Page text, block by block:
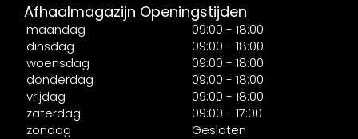
Afhaalmagazijn Openingstijden
maandag
09:00 - 18:00
dinsdag
09:00 - 18:00
woensdag
09:00 - 18:00
donderdag
09:00 - 18:00
vrijdag
09:00 - 18:00
zaterdag
09:00 - 17:00
zondag
Gesloten